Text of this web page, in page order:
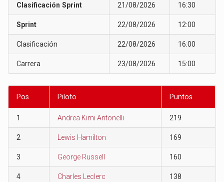
Clasificación Sprint 21/08/2026 16:30
Sprint 22/08/2026 12:00
Clasificación 22/08/2026 16:00
Carrera 23/08/2026 15:00
Pos. Piloto Puntos
1 Andrea Kimi Antonelli 219
2 Lewis Hamilton 169
3 George Russell 160
4 Charles Leclerc 138